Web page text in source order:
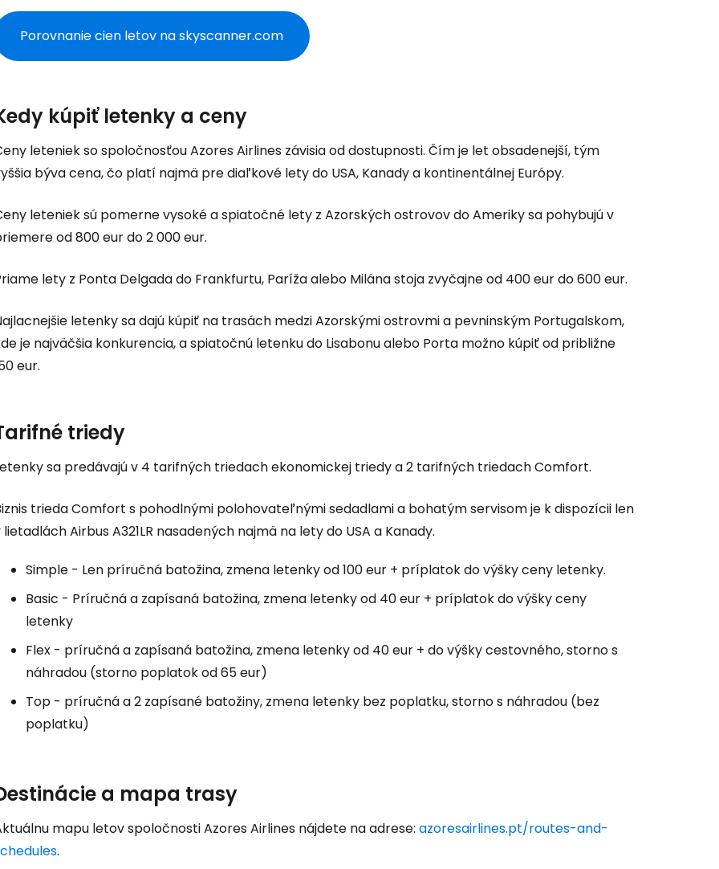
Porovnanie cien letov na skyscanner.com
kúpiť letenky a ceny
leteniek so spoločnosťou Azores Airlines závisia od dostupnosti. Čím je let obsadenejší, tým
býva cena, čo platí najmä pre diaľkové lety do USA, Kanady a kontinentálnej Európy.
leteniek sú pomerne vysoké a spiatočné lety z Azorských ostrovov do Ameriky sa pohybujú v
od 800 eur do 2 000 eur.
lety z Ponta Delgada do Frankfurtu, Paríža alebo Milána stoja zvyčajne od 400 eur do 600 eur.
letenky sa dajú kúpiť na trasách medzi Azorskými ostrovmi a pevninským Portugalskom,
je najväčšia konkurencia, a spiatočnú letenku do Lisabonu alebo Porta možno kúpiť od približne
eur.
triedy
sa predávajú v 4 tarifných triedach ekonomickej triedy a 2 tarifných triedachComfort.
triedaComfort s pohodlnými polohovateľnými sedadlami a bohatým servisom je k dispozícii len
lietadlách Airbus A321LR nasadených najmä na lety do USA a Kanady.
Simple - Len príručná batožina, zmena letenky od 100 eur + príplatok do výšky ceny letenky.
Basic - Príručná a zapísaná batožina, zmena letenky od 40 eur + príplatok do výšky ceny
letenky
Flex - príručná a zapísaná batožina, zmena letenky od 40 eur + do výšky cestovného, storno s
náhradou (storno poplatok od 65 eur)
Top - príručná a 2 zapísané batožiny, zmena letenky bez poplatku, storno s náhradou (bez
poplatku)
a mapa trasy
mapu letov spoločnosti Azores Airlines nájdete na adrese: azoresairlines.pt/routes-and-
.
Prihláste sa do služby
Cestee
Pokračovať na Facebooku